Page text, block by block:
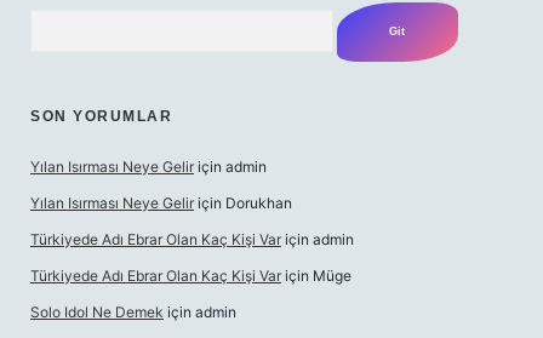
SON YORUMLAR
Yılan Isırması Neye Gelir için admin
Yılan Isırması Neye Gelir için Dorukhan
Türkiyede Adı Ebrar Olan Kaç Kişi Var için admin
Türkiyede Adı Ebrar Olan Kaç Kişi Var için Müge
Solo Idol Ne Demek için admin